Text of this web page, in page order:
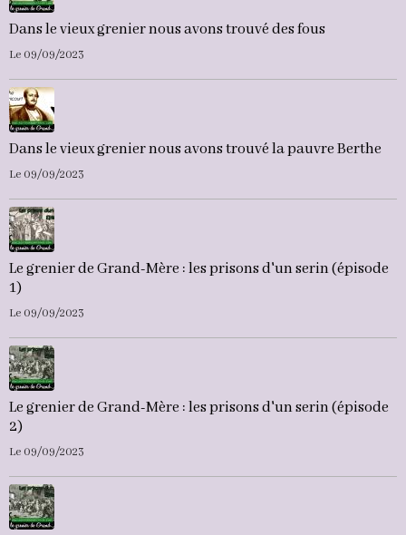
Dans le vieux grenier nous avons trouvé des fous
Le 09/09/2023
Dans le vieux grenier nous avons trouvé la pauvre Berthe
Le 09/09/2023
Le grenier de Grand-Mère : les prisons d'un serin (épisode
1)
Le 09/09/2023
Le grenier de Grand-Mère : les prisons d'un serin (épisode
2)
Le 09/09/2023